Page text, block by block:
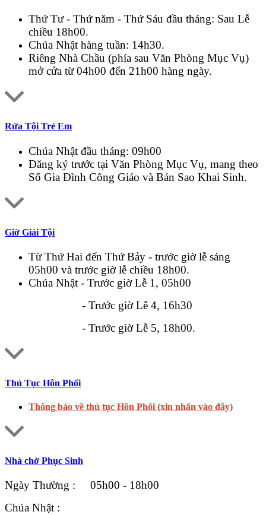
Thứ Tư - Thứ năm - Thứ Sáu đầu tháng: Sau Lễ
chiều 18h00.
Chúa Nhật hàng tuần: 14h30.
Riêng Nhà Chầu (phía sau Văn Phòng Mục Vụ)
mở cửa từ 04h00 đến 21h00 hàng ngày.
Rửa Tội Trẻ Em
Chúa Nhật đầu tháng: 09h00
Đăng ký trước tại Văn Phòng Mục Vụ, mang theo
Sổ Gia Đình Công Giáo và Bản Sao Khai Sinh.
Giờ Giải Tội
Từ Thứ Hai đến Thứ Bảy - trước giờ lễ sáng
05h00 và trước giờ lễ chiều 18h00.
Chúa Nhật - Trước giờ Lễ 1, 05h00
- Trước giờ Lễ 4, 16h30
- Trước giờ Lễ 5, 18h00.
Thủ Tục Hôn Phối
Thông báo về thủ tục Hôn Phối (xin nhấn vào đây)
Nhà chờ Phục Sinh
Ngày Thường : 05h00 - 18h00
Chúa Nhật :